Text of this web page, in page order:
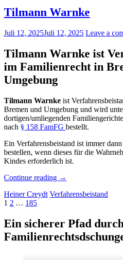
Tilmann Warnke
Juli 12, 2025Juli 12, 2025 Leave a
Tilmann Warnke ist
im Familienrecht in
Umgebung
Tilmann Warnke ist
Bremen und Umgebung und wird
dortigen/umliegenden
nach § 158 FamFG bestellt.
Ein Verfahrensbeistand ist immer
bestellen, wenn dieses für die
Kindes erforderlich ist.
Continue reading „Tilmann
→
Heiner Creydt Verfahrensbeistand
Seitennummerierung
der
Beiträge
Page
1 Page
2 … Page
185
Ein sicherer Pfad